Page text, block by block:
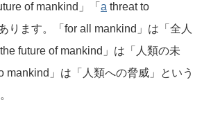
of mankind」「 a threat to
ります。「for all mankind」は「全人
future of mankind」は「人類の未
mankind」は「人類への脅威」という